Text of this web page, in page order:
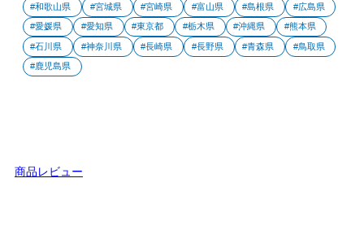
和歌山県 宮城県 宮崎県 富山県 島根県 広島県
愛媛県 愛知県 東京都 栃木県 沖縄県 熊本県
石川県 神奈川県 長崎県 長野県 青森県 鳥取県
鹿児島県
商品レビュー